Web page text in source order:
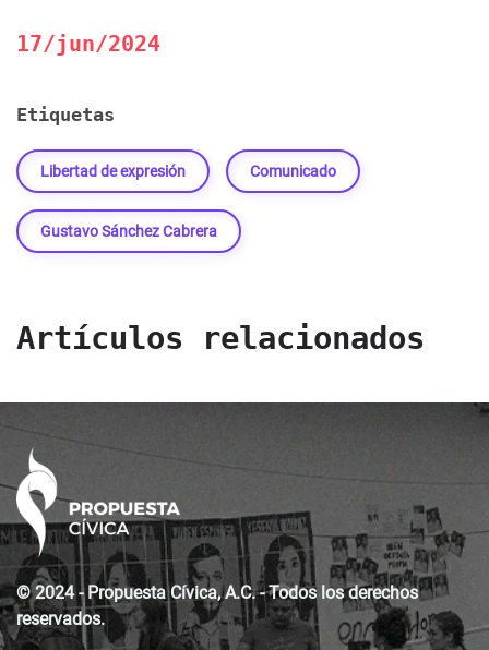
17/jun/2024
Etiquetas
Libertad de expresión Comunicado
Gustavo Sánchez Cabrera
Artículos relacionados
© 2024 - Propuesta Cívica, A.C. - Todos los derechos
reservados.